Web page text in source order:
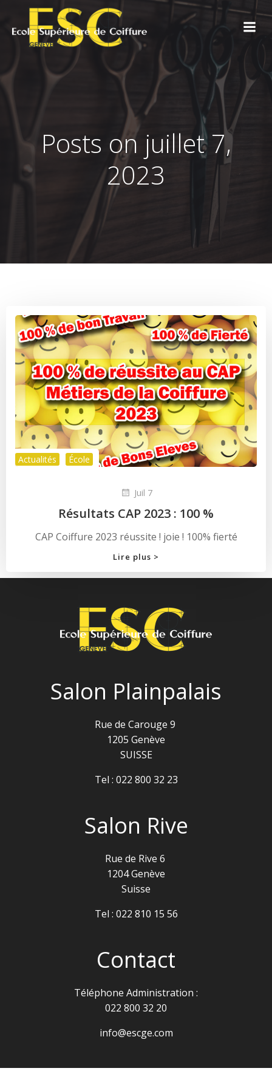
contenu
Posts on juillet 7,
2023
Actualités École
Juil 7
Résultats CAP 2023 : 100 %
CAP Coiffure 2023 réussite ! joie ! 100% fierté
Lire plus >
Salon Plainpalais
Rue de Carouge 9
1205 Genève
SUISSE
Tel : 022 800 32 23
Salon Rive
Rue de Rive 6
1204 Genève
Suisse
Tel : 022 810 15 56
Contact
Téléphone Administration :
022 800 32 20
info@escge.com